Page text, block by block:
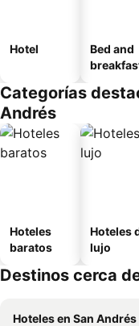
Hotel
Bed and
Categorías
Andrés
Hoteles
baratos
Hoteles
lujo
Destinos cerca
Hoteles en San Andrés